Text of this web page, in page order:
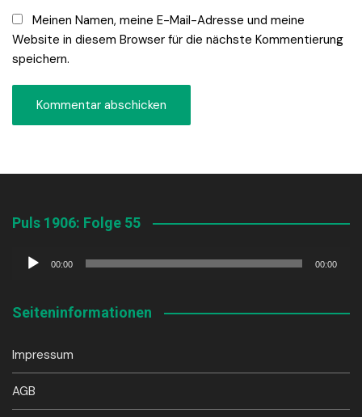
Meinen Namen, meine E-Mail-Adresse und meine
Website in diesem Browser für die nächste Kommentierung
speichern.
Puls 1906: Folge 55
Audio-
00:00 00:00
Seiteninformationen
Impressum
AGB